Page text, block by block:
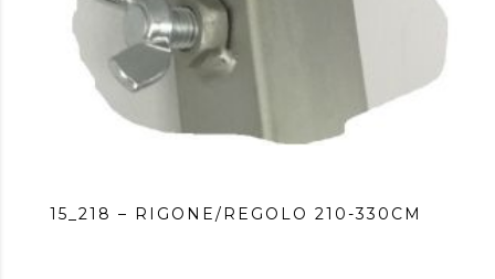
15_218 – RIGONE/REGOLO 210-330CM